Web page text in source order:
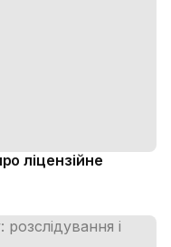
ліцензійне